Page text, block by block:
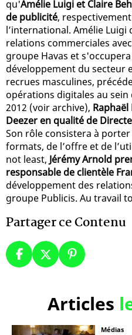
qu'Amélie Luigi et Claire
de publicité,
l’international. Amélie Luigi
relations commerciales
groupe Havas et
développement du secteur
recrues masculines,
opérations digitales au sein
2012 (voir archive),
Deezer en qualité de
Son rôle consistera à
formats, de l’offre et de
not least, Jérémy Arnold
responsable de clientèle
développement des
groupe Publicis. Au travail
Partager ce Contenu
Articles
Médias